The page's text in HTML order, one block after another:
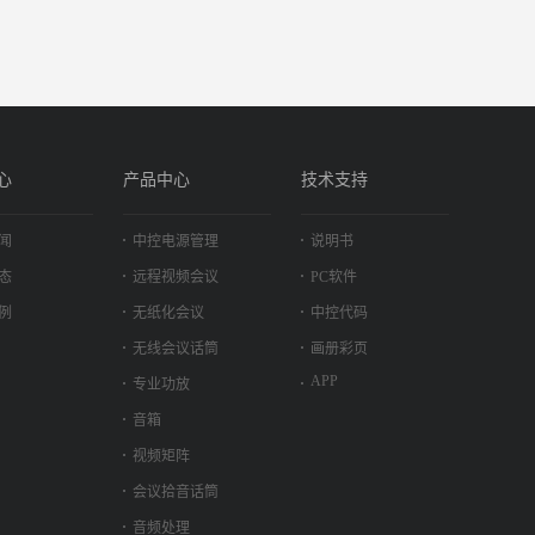
产品中心
中控电源管理
远程视频会议
无纸化会议
无线会议话筒
专业功放
音箱
视频矩阵
会议拾音话筒
音频处理
技术支持
说明书
PC软件
中控代码
画册彩页
APP